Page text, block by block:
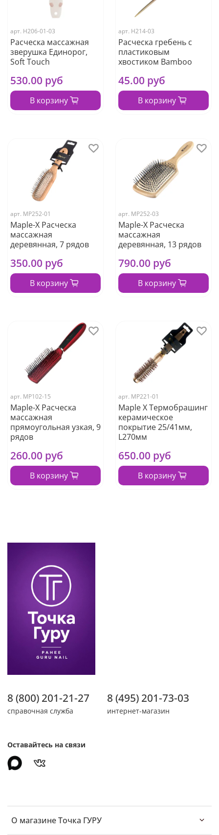
арт. Н206-01-03
Расческа массажная
зверушка Единорог,
Soft Touch
530.00 руб
В корзину
арт. Н214-03
Расческа гребень с
пластиковым
хвостиком Bamboo
45.00 руб
В корзину
арт. МР252-01
Maple-X Расческа
массажная
деревянная, 7 рядов
350.00 руб
В корзину
арт. МР252-03
Maple-X Расческа
массажная
деревянная, 13 рядов
790.00 руб
В корзину
арт. МР102-15
Maple-X Расческа
массажная
прямоугольная узкая, 9
рядов
260.00 руб
В корзину
арт. МР221-01
Maple X Термобрашинг
керамическое
покрытие 25/41мм,
L270мм
650.00 руб
В корзину
О магазине Точка ГУРУ
8 (800) 201-21-27
справочная служба
8 (495) 201-73-03
интернет-магазин
Оставайтесь на связи